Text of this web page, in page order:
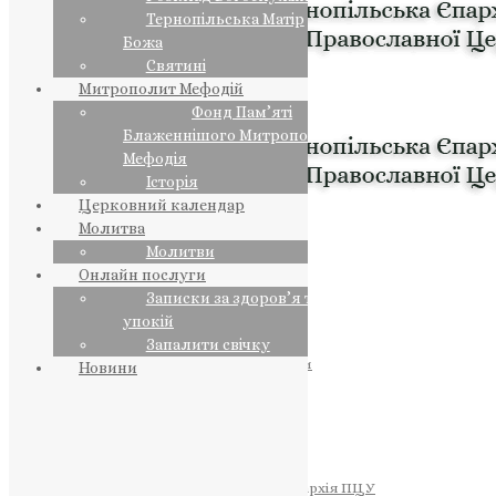
ПРЕДСТОЯТЕЛЬ
Православна Церква України
Тернопільсько-Бучацька Єпархія ПЦУ
Тернопільська Матір
Божа
Святині
Митрополит Мефодій
Фонд Пам’яті
Блаженнішого Митрополита
Мефодія
Історія
Церковний календар
Молитва
Молитви
Онлайн послуги
Записки за здоров’я та за
упокій
Запалити свічку
Новини